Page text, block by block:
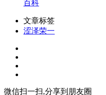
百科
文章标签
涩泽荣一
微信扫一扫,分享到朋友圈